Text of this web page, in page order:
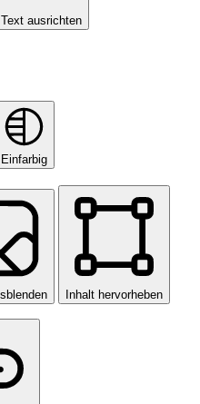
Text ausrichten
Einfarbig
Inhalt hervorheben